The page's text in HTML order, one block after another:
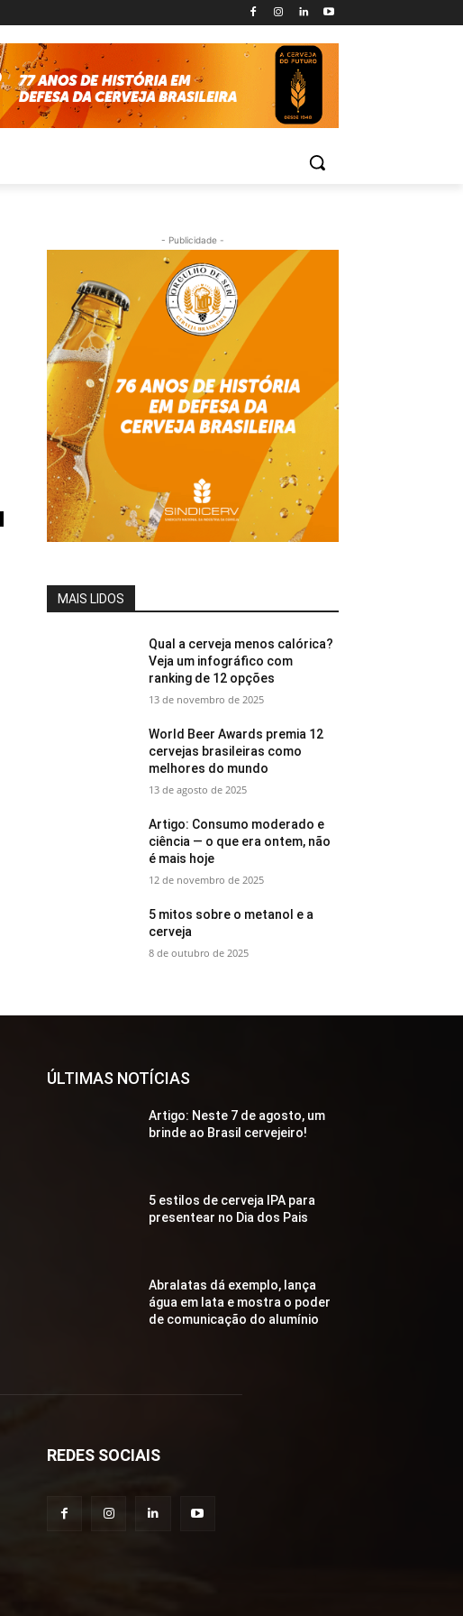
- Publicidade -
MAIS LIDOS
Qual a cerveja menos calórica?
Veja um infográfico com
ranking de 12 opções
13 de novembro de 2025
World Beer Awards premia 12
cervejas brasileiras como
melhores do mundo
13 de agosto de 2025
Artigo: Consumo moderado e
ciência — o que era ontem, não
é mais hoje
12 de novembro de 2025
5 mitos sobre o metanol e a
cerveja
8 de outubro de 2025
ÚLTIMAS NOTÍCIAS
Artigo: Neste 7 de agosto, um
brinde ao Brasil cervejeiro!
5 estilos de cerveja IPA para
presentear no Dia dos Pais
Abralatas dá exemplo, lança
água em lata e mostra o poder
de comunicação do alumínio
REDES SOCIAIS